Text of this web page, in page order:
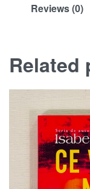
Reviews (0)
Related